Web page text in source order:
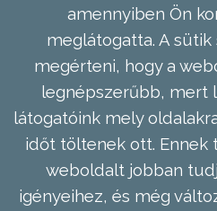
amennyiben Ön
meglátogatta. A
megérteni, hogy a
legnépszerűbb, mert
látogatóink mely
időt töltenek ott. Ennek
weboldalt jobban
igényeihez, és még